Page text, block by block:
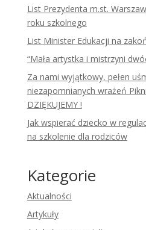
List Prezydenta m.st.
roku szkolnego
List Minister Edukacji na
“Mała artystka i mistrzyni
Za nami wyjątkowy, pełen
niezapomnianych wrażeń
DZIĘKUJEMY !
Jak wspierać dziecko w
na szkolenie dla rodziców
Kategorie
Aktualności
Artykuły